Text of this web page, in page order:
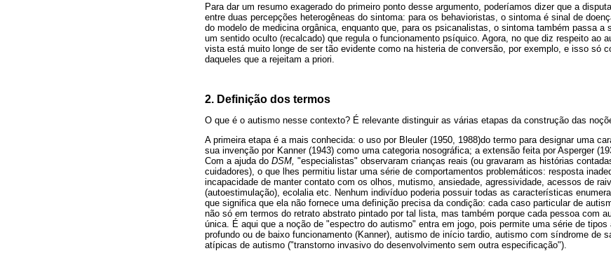
Para dar um resumo exagerado do primeiro ponto desse argumento, poderíamos dizer que a
entre duas percepções heterogêneas do sintoma: para os behavioristas, o sintoma é sinal de
do modelo de medicina orgânica, enquanto que, para os psicanalistas, o sintoma também passa a
um sentido oculto (recalcado) que regula o funcionamento psíquico. Agora, no que diz respeito ao
vista está muito longe de ser tão evidente como na histeria de conversão, por exemplo, e isso só
daqueles que a rejeitam a priori.
2. Definição dos termos
O que é o autismo nesse contexto? É relevante distinguir as várias etapas da construção das
A primeira etapa é a mais conhecida: o uso por Bleuler (1950, 1988)do termo para designar uma
sua invenção por Kanner (1943) como uma categoria nosográfica; a extensão feita por Asperger
Com a ajuda do DSM, "especialistas" observaram crianças reais (ou gravaram as histórias
cuidadores), o que lhes permitiu listar uma série de comportamentos problemáticos: resposta
incapacidade de manter contato com os olhos, mutismo, ansiedade, agressividade, acessos de
(autoestimulação), ecolalia etc. Nenhum indivíduo poderia possuir todas as características
que significa que ela não fornece uma definição precisa da condição: cada caso particular de
não só em termos do retrato abstrato pintado por tal lista, mas também porque cada pessoa com
única. É aqui que a noção de "espectro do autismo" entra em jogo, pois permite uma série de
profundo ou de baixo funcionamento (Kanner), autismo de início tardio, autismo com síndrome de
atípicas de autismo ("transtorno invasivo do desenvolvimento sem outra especificação").